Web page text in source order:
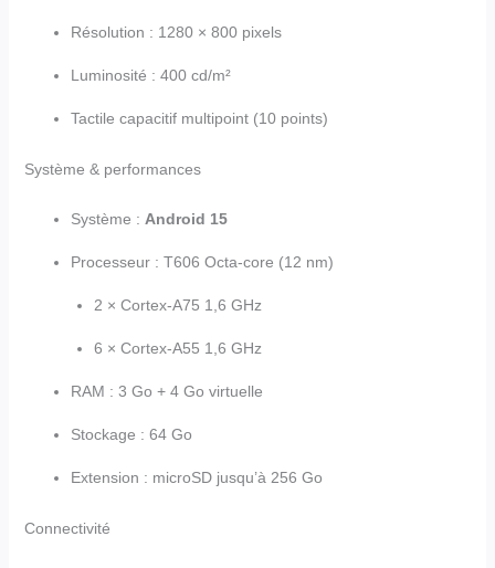
Résolution : 1280 × 800 pixels
Luminosité : 400 cd/m²
Tactile capacitif multipoint (10 points)
Système & performances
Système : Android 15
Processeur : T606 Octa-core (12 nm)
2 × Cortex-A75 1,6 GHz
6 × Cortex-A55 1,6 GHz
RAM : 3 Go + 4 Go virtuelle
Stockage : 64 Go
Extension : microSD jusqu’à 256 Go
Connectivité